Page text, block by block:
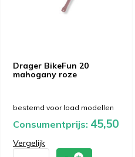
Drager BikeFun 20
mahogany roze
bestemd voor load modellen
Consumentprijs: 45,50
Vergelijk